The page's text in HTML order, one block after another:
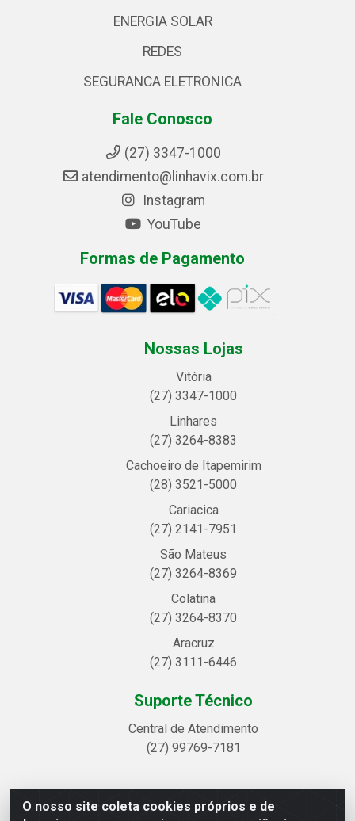
O nosso site coleta cookies próprios e de
ENERGIA SOLAR
REDES
SEGURANCA ELETRONICA
Fale Conosco
(27) 3347-1000
atendimento@linhavix.com.br
Instagram
YouTube
Formas de Pagamento
Nossas Lojas
Vitória
(27) 3347-1000
Linhares
(27) 3264-8383
Cachoeiro de Itapemirim
(28) 3521-5000
Cariacica
(27) 2141-7951
São Mateus
(27) 3264-8369
Colatina
(27) 3264-8370
Aracruz
(27) 3111-6446
Suporte Técnico
Central de Atendimento
(27) 99769-7181
Linhavix Distribuidora LTDA - Avenida Alegre, 2521 -